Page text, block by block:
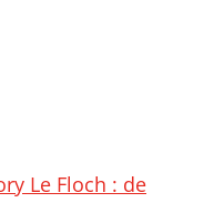
Le Floch : de